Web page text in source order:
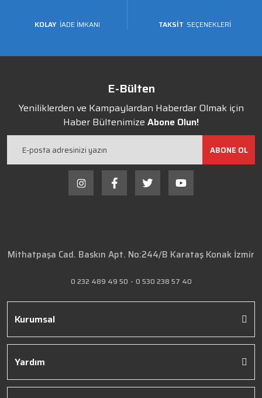
KOLAY İADE İMKANI TAKSİT SEÇENEKLERİ
E-Bülten
Yeniliklerden ve Kampaylardan Haberdar Olmak için
Haber Bültenimize Abone Olun!
ABONE OL
Mithatpaşa Cad. Baskın Apt. No:244/B Karataş Konak İzmir
0 232 489 49 50 - 0 530 238 57 40
Kurumsal
Yardım